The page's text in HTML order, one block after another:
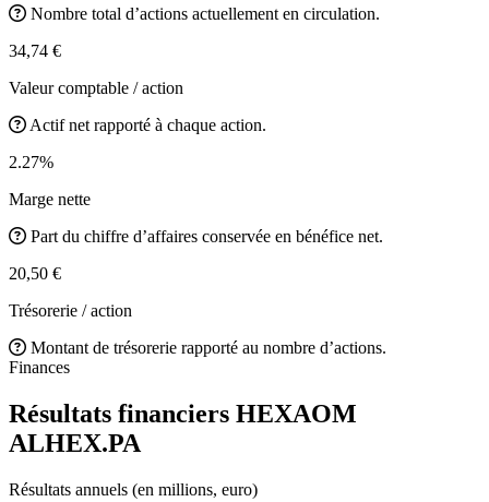
Nombre total d’actions actuellement en circulation.
34,74 €
Valeur comptable / action
Actif net rapporté à chaque action.
2.27%
Marge nette
Part du chiffre d’affaires conservée en bénéfice net.
20,50 €
Trésorerie / action
Montant de trésorerie rapporté au nombre d’actions.
Finances
Résultats financiers HEXAOM
ALHEX.PA
Résultats annuels (en millions, euro)